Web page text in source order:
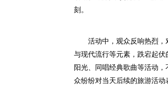
刻。
活动中，观众反响热烈，
与现代流行等元素，跌宕起
阳光、同唱经典歌曲等活动
众纷纷对当天后续的旅游活动